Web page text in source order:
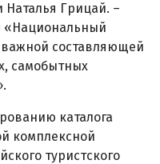
Наталья Грицай. –
«Национальный
важной составляющей
самобытных
каталога
комплексной
туристского